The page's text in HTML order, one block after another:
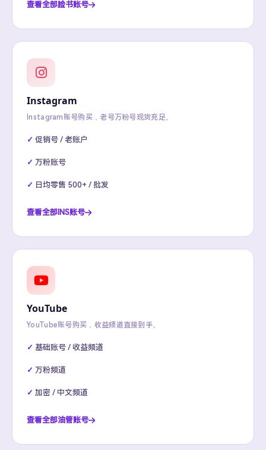
查看全部脸书账号
Instagram
Instagram账号购买，老号万粉号现货充足。
促销号 / 老账户
万粉账号
日均零售 500+ / 批发
查看全部INS账号
YouTube
YouTube账号购买，收益频道直接到手。
基础账号 / 收益频道
万粉频道
加密 / 中文频道
查看全部油管账号